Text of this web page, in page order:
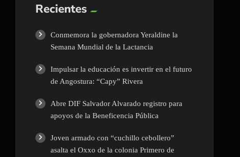
Recientes
Conmemora la gobernadora Yeraldine la
Semana Mundial de la Lactancia
Impulsar la educación es invertir en el futuro
de Angostura: “Capy” Rivera
Abre DIF Salvador Alvarado registro para
apoyos de la Beneficencia Pública
Joven armado con “cuchillo cebollero”
asalta el Oxxo de la colonia Primero de